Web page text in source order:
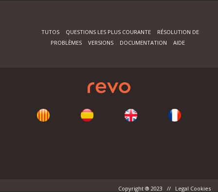
TUTOS QUESTIONS LES PLUS COURANTE
RÉSOLUTION DE
PROBLÈMES
VERSIONS DOCUMENTATION AIDE
Copyright ® 2023 // Legal Cookies